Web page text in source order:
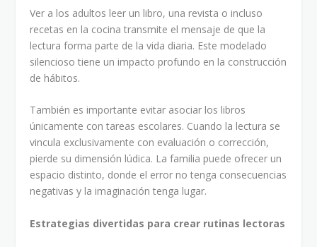
Ver a los adultos leer un libro, una revista o incluso
recetas en la cocina transmite el mensaje de que la
lectura forma parte de la vida diaria. Este modelado
silencioso tiene un impacto profundo en la construcción
de hábitos.
También es importante evitar asociar los libros
únicamente con tareas escolares. Cuando la lectura se
vincula exclusivamente con evaluación o corrección,
pierde su dimensión lúdica. La familia puede ofrecer un
espacio distinto, donde el error no tenga consecuencias
negativas y la imaginación tenga lugar.
Estrategias divertidas para crear rutinas lectoras